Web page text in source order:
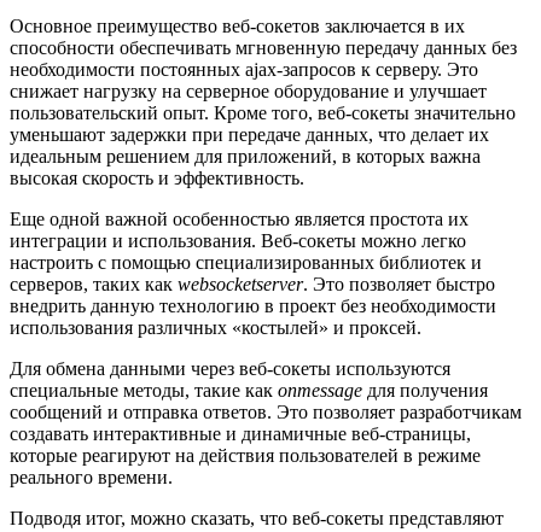
Основное преимущество веб-сокетов заключается в их
способности обеспечивать мгновенную передачу данных без
необходимости постоянных ajax-запросов к серверу. Это
снижает нагрузку на серверное оборудование и улучшает
пользовательский опыт. Кроме того, веб-сокеты значительно
уменьшают задержки при передаче данных, что делает их
идеальным решением для приложений, в которых важна
высокая скорость и эффективность.
Еще одной важной особенностью является простота их
интеграции и использования. Веб-сокеты можно легко
настроить с помощью специализированных библиотек и
серверов, таких как websocketserver. Это позволяет быстро
внедрить данную технологию в проект без необходимости
использования различных «костылей» и проксей.
Для обмена данными через веб-сокеты используются
специальные методы, такие как onmessage для получения
сообщений и отправка ответов. Это позволяет разработчикам
создавать интерактивные и динамичные веб-страницы,
которые реагируют на действия пользователей в режиме
реального времени.
Подводя итог, можно сказать, что веб-сокеты представляют